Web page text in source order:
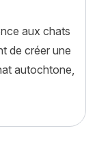
aux chats
de créer une
autochtone,